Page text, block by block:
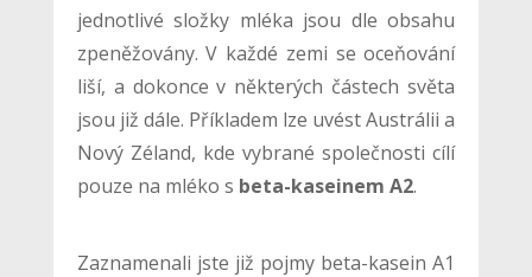
jednotlivé složky mléka jsou dle obsahu
zpeněžovány. V každé zemi se oceňování
liší, a dokonce v některých částech světa
jsou již dále. Příkladem lze uvést Austrálii a
Nový Zéland, kde vybrané společnosti cílí
pouze na mléko s beta-kaseinem A2.
Zaznamenali jste již pojmy beta-kasein A1